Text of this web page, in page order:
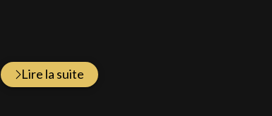
Lire la suite